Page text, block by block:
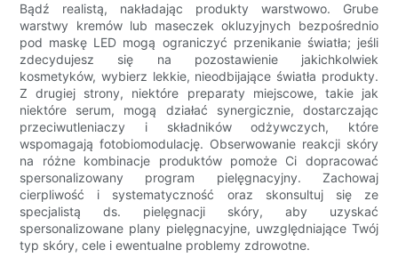
Bądź realistą, nakładając produkty warstwowo. Grube
warstwy kremów lub maseczek okluzyjnych bezpośrednio
pod maskę LED mogą ograniczyć przenikanie światła; jeśli
zdecydujesz się na pozostawienie jakichkolwiek
kosmetyków, wybierz lekkie, nieodbijające światła produkty.
Z drugiej strony, niektóre preparaty miejscowe, takie jak
niektóre serum, mogą działać synergicznie, dostarczając
przeciwutleniaczy i składników odżywczych, które
wspomagają fotobiomodulację. Obserwowanie reakcji skóry
na różne kombinacje produktów pomoże Ci dopracować
spersonalizowany program pielęgnacyjny. Zachowaj
cierpliwość i systematyczność oraz skonsultuj się ze
specjalistą ds. pielęgnacji skóry, aby uzyskać
spersonalizowane plany pielęgnacyjne, uwzględniające Twój
typ skóry, cele i ewentualne problemy zdrowotne.